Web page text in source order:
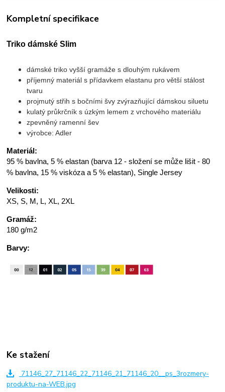
Kompletní specifikace
Triko dámské Slim
dámské triko vyšší gramáže s dlouhým rukávem
příjemný materiál s přídavkem elastanu pro větší stálost
tvaru
projmutý střih s bočními švy zvýrazňující dámskou siluetu
kulatý průkrčník s úzkým lemem z vrchového materiálu
zpevněný ramenní šev
výrobce: Adler
Materiál:
95 % bavlna, 5 % elastan (barva 12 - složení se může lišit - 80
% bavlna, 15 % viskóza a 5 % elastan), Single Jersey
Velikosti:
XS, S, M, L, XL, 2XL
Gramáž:
180 g/m2
Barvy:
Ke stažení
71146_27_71146_22_71146_21_71146_20__ps_3rozmery-
produktu-na-WEB.jpg